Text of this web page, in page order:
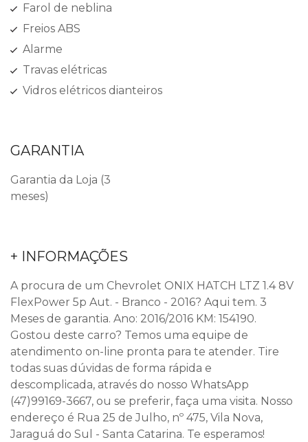
Farol de neblina
Freios ABS
Alarme
Travas elétricas
Vidros elétricos dianteiros
GARANTIA
Garantia da Loja (3
meses)
+ INFORMAÇÕES
A procura de um Chevrolet ONIX HATCH LTZ 1.4 8V
FlexPower 5p Aut. - Branco - 2016? Aqui tem. 3
Meses de garantia. Ano: 2016/2016 KM: 154190.
Gostou deste carro? Temos uma equipe de
atendimento on-line pronta para te atender. Tire
todas suas dúvidas de forma rápida e
descomplicada, através do nosso WhatsApp
(47)99169-3667, ou se preferir, faça uma visita. Nosso
endereço é Rua 25 de Julho, nº 475, Vila Nova,
Jaraguá do Sul - Santa Catarina. Te esperamos!